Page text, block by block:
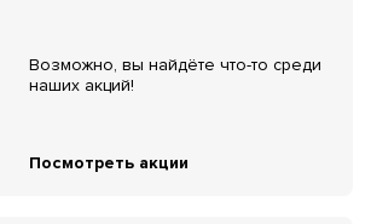
Возможно, вы найдёте что-то среди
наших акций!
Посмотреть акции